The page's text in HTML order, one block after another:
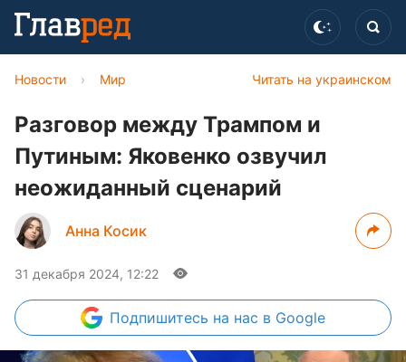
Читать на украинском
Новости › Мир
Разговор между Трампом и
Путиным: Яковенко озвучил
неожиданный сценарий
Анна Косик
31 декабря 2024, 12:22
Подпишитесь на нас в Google